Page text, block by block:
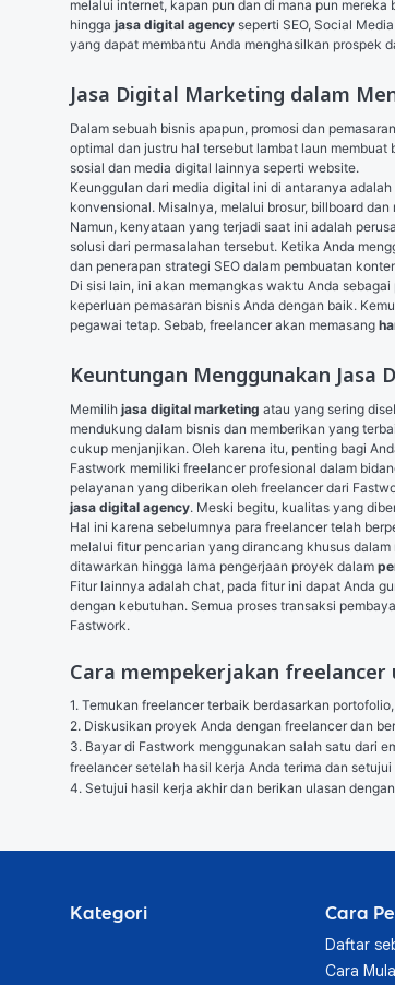
melalui internet, kapan pun dan di mana pun
hingga jasa digital agency seperti SEO, Social
yang dapat membantu Anda menghasilkan prospek
Jasa Digital Marketing dalam
Dalam sebuah bisnis apapun, promosi dan
optimal dan justru hal tersebut lambat laun
sosial dan media digital lainnya seperti website.
Keunggulan dari media digital ini di antaranya
konvensional. Misalnya, melalui brosur, billboard
Namun, kenyataan yang terjadi saat ini adalah
solusi dari permasalahan tersebut. Ketika Anda
dan penerapan strategi SEO dalam pembuatan
Di sisi lain, ini akan memangkas waktu Anda
keperluan pemasaran bisnis Anda dengan baik.
pegawai tetap. Sebab, freelancer akan memasang
Keuntungan Menggunakan
Memilih jasa digital marketing atau yang sering
mendukung dalam bisnis dan memberikan yang
cukup menjanjikan. Oleh karena itu, penting bagi
Fastwork memiliki freelancer profesional dalam
pelayanan yang diberikan oleh freelancer dari
jasa digital agency. Meski begitu, kualitas yang
Hal ini karena sebelumnya para freelancer telah
melalui fitur pencarian yang dirancang khusus
ditawarkan hingga lama pengerjaan proyek dalam
Fitur lainnya adalah chat, pada fitur ini dapat Anda
dengan kebutuhan. Semua proses transaksi
Fastwork.
Cara mempekerjakan
1. Temukan freelancer terbaik berdasarkan
2. Diskusikan proyek Anda dengan freelancer dan
3. Bayar di Fastwork menggunakan salah satu dari
freelancer setelah hasil kerja Anda terima dan setujui
4. Setujui hasil kerja akhir dan berikan ulasan
Kategori Cara
Daftar
Cara